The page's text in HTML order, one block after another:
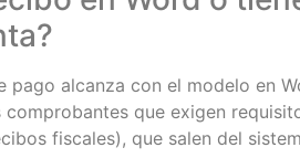
pago alcanza con el modelo en
que exigen
fiscales), que salen del